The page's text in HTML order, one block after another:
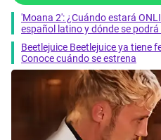
'Moana 2': ¿Cuándo estará
español latino y dónde se podrá
Beetlejuice Beetlejuice ya tiene
Conoce cuándo se estrena